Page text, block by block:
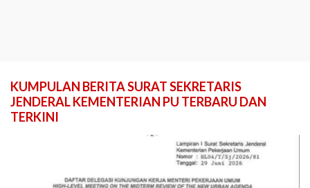
KUMPULAN BERITA SURAT SEKRETARIS
JENDERAL KEMENTERIAN PU TERBARU DAN
TERKINI